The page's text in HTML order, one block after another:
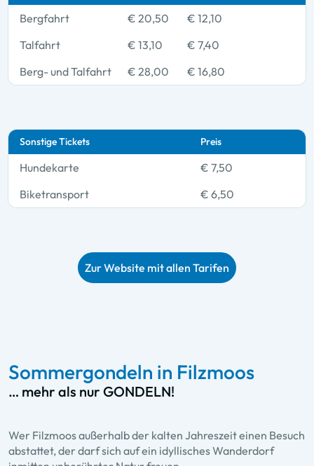
Bergfahrt € 20,50
€ 12,10
Talfahrt
€ 13,10
€ 7,40
Berg- und Talfahrt
€ 28,00 € 16,80
Sonstige Tickets Preis
Hundekarte
€ 7,50
Biketransport
€ 6,50
Zur Website mit allen Tarifen
Sommergondeln in Filzmoos
… mehr als nur GONDELN!
Wer Filzmoos außerhalb der kalten Jahreszeit einen Besuch
abstattet, der darf sich auf ein idyllisches Wanderdorf